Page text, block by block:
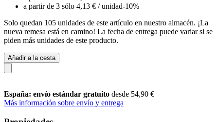
a partir de 3 sólo 4,13 € / unidad-10%
Solo quedan 105 unidades de este artículo en nuestro almacén. ¡La
nueva remesa está en camino! La fecha de entrega puede variar si se
piden más unidades de este producto.
Añadir a la cesta
España: envío estándar gratuito desde 54,90 €
Más información sobre envío y entrega